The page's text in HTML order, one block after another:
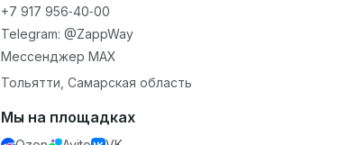
+7 917 956‑40‑00
Telegram: @ZappWay
Мессенджер MAX
Тольятти, Самарская область
Мы на площадках